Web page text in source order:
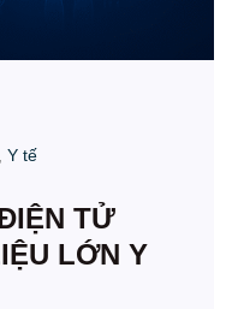
, Y tế
TỬ
LỚN Y